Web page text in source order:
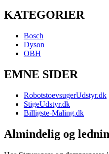
KATEGORIER
Bosch
Dyson
OBH
EMNE SIDER
RobotstoevsugerUdstyr.dk
StigeUdstyr.dk
Billigste-Maling.dk
Almindelig og